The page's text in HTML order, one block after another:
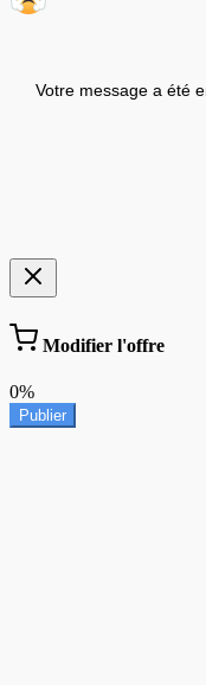
Votre message a été
Modifier l'offre
0%
Publier